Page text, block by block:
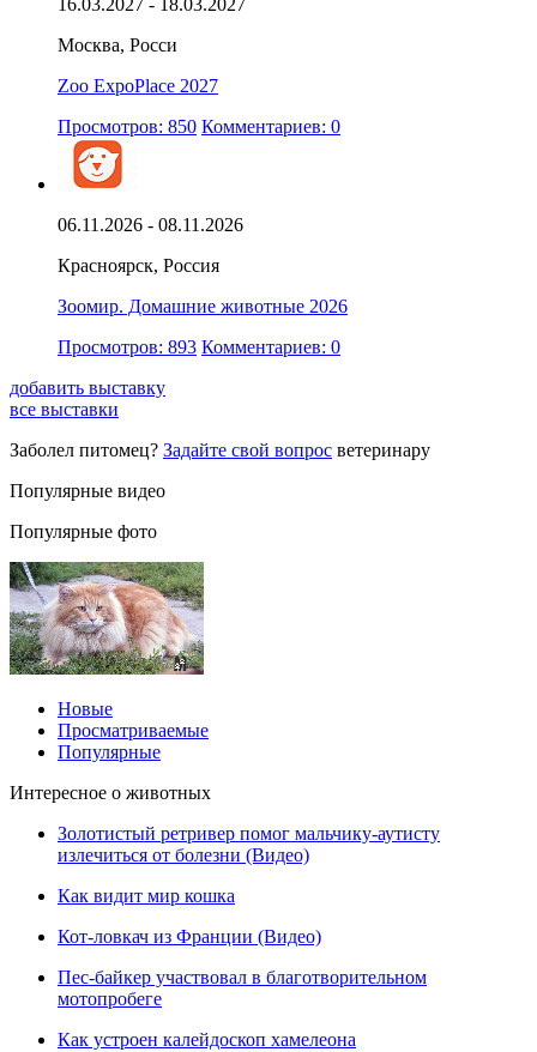
Москва, Росси
Zoo ExpoPlace 2027
Просмотров: 850 Комментариев: 0
06.11.2026 - 08.11.2026
Красноярск, Россия
Зоомир. Домашние животные 2026
Просмотров: 893 Комментариев: 0
добавить выставку
все выставки
Заболел питомец? Задайте свой вопрос ветеринару
Популярные видео
Популярные фото
Новые
Просматриваемые
Популярные
Интересное о животных
Золотистый ретривер помог мальчику-аутисту
излечиться от болезни (Видео)
Как видит мир кошка
Кот-ловкач из Франции (Видео)
Пес-байкер участвовал в благотворительном
мотопробеге
Как устроен калейдоскоп хамелеона